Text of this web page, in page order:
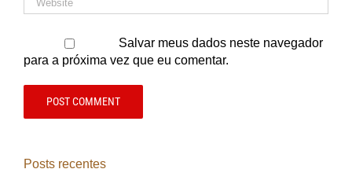
Salvar meus dados neste navegador
para a próxima vez que eu comentar.
Posts recentes